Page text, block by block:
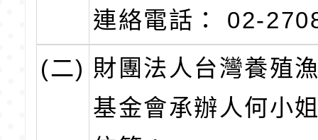
連絡電話： 02-
(二) 財團法人台灣養殖
基金會承辦人何小